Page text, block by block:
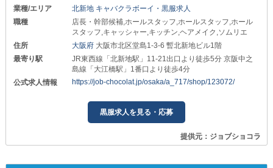
業種/エリア
北新地 キャバクラボーイ・黒服求人
職種
店長・幹部候補,ホールスタッフ,ホールスタッフ,ホール
スタッフ,キャッシャー,キッチン,ヘアメイク,ソムリエ
住所
大阪府 大阪市北区堂島1-3-6 暫北新地ビル1階
最寄り駅
JR東西線「北新地駅」11-21出口より徒歩5分 京阪中之
島線「大江橋駅」1番口より徒歩4分
公式求人情報
https://job-chocolat.jp/osaka/a_717/shop/123072/
黒服求人を見る・応募
提供元：ジョブショコラ